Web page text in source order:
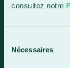
consultez notre
Nécessaires
Lundi-vendredi :